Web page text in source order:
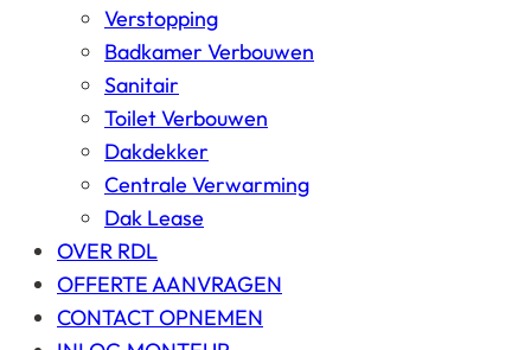
Verstopping
Badkamer Verbouwen
Sanitair
Toilet Verbouwen
Dakdekker
Centrale Verwarming
Dak Lease
OVER RDL
OFFERTE AANVRAGEN
CONTACT OPNEMEN